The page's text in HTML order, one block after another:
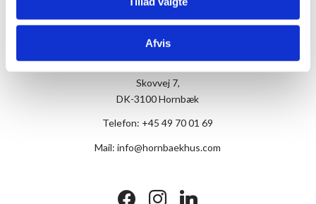
Afvis
Hotel Hornbækhus
Skovvej 7,
DK-3100 Hornbæk
Telefon: +45 49 70 01 69
Mail:info@hornbaekhus.com
facebookinstagramlinkedin